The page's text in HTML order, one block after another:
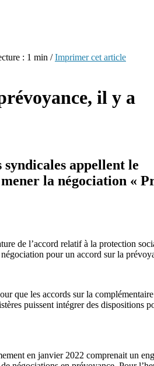
: 1 min /Imprimer cet article
il y a
appellent le
la négociation «
de l’accord relatif à la protection
pour un accord sur la
que les accords sur la
puissent intégrer des dispositions
en janvier 2022 comprenait un